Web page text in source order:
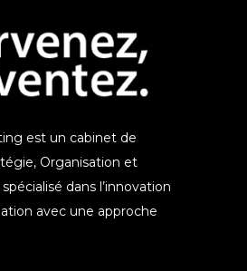
est un cabinet de
Organisation et
dans l’innovation
avec une approche